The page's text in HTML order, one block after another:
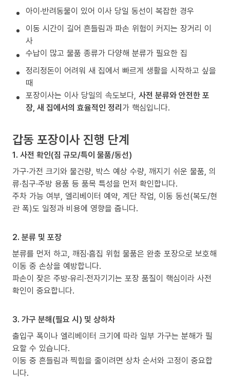
아이·반려동물이 있어 이사 당일 동선이 복잡한 경우
이동 시간이 길어 흔들림과 파손 위험이 커지는 장거리 이
사
수납이 많고 물품 종류가 다양해 분류가 필요한 집
정리정돈이 어려워 새 집에서 빠르게 생활을 시작하고 싶을
때
포장이사는 이사 당일의 속도보다, 사전 분류와 안전한 포
장, 새 집에서의 효율적인 정리가 핵심입니다.
갑동 포장이사 진행 단계
1. 사전 확인(짐 규모/특이 물품/동선)
가구·가전 크기와 물건량, 박스 예상 수량, 깨지기 쉬운 물품, 의
류·침구·주방 용품 등 품목 특성을 먼저 확인합니다.
주차 가능 여부, 엘리베이터 예약, 계단 작업, 이동 동선(복도/현
관 폭)도 일정과 비용에 영향을 줍니다.
2. 분류 및 포장
분류를 먼저 하고, 깨짐·흠집 위험 물품은 완충 포장으로 보호해
이동 중 손상을 예방합니다.
파손이 잦은 주방·유리·전자기기는 포장 품질이 핵심이라 사전
확인이 중요합니다.
3. 가구 분해(필요 시) 및 상하차
출입구 폭이나 엘리베이터 크기에 따라 일부 가구는 분해가 필
요할 수 있습니다.
이동 중 흔들림과 찍힘을 줄이려면 상차 순서와 고정이 중요합
니다.